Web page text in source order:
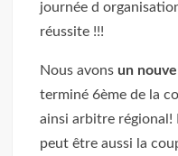
journée d
réussite !!!
Nous avons un
terminé 6ème de la
ainsi arbitre
peut être aussi la